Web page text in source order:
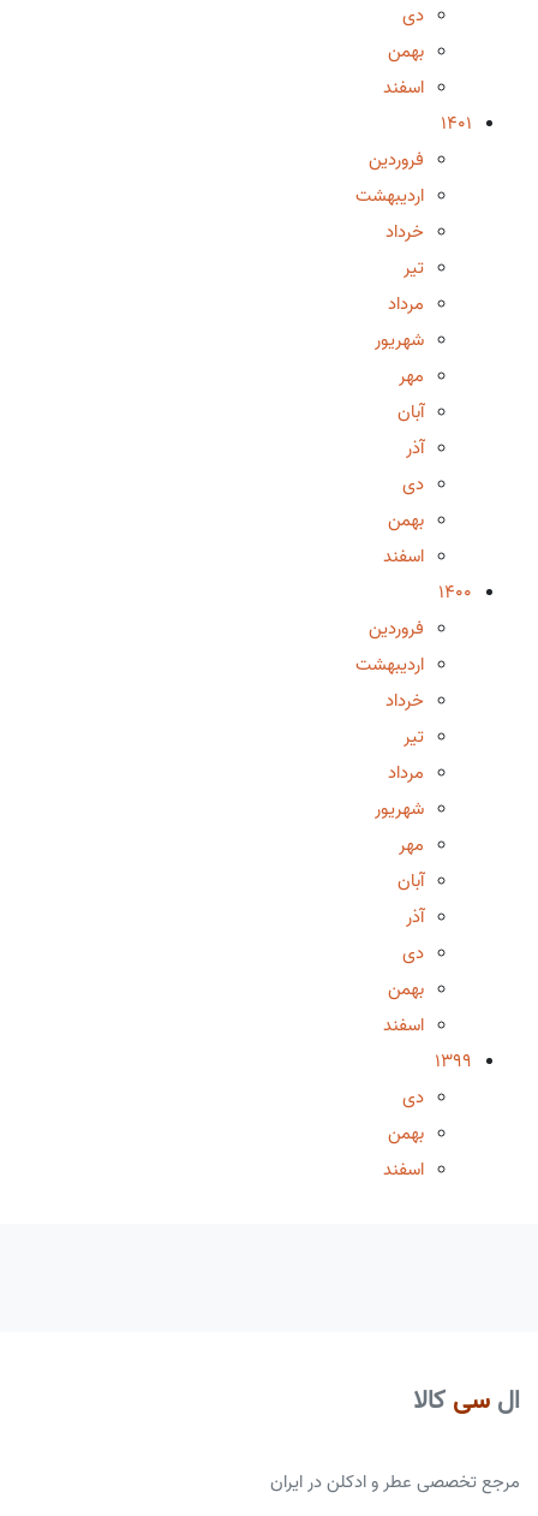
دی
بهمن
اسفند
1401
فروردین
اردیبهشت
خرداد
تیر
مرداد
شهریور
مهر
آبان
آذر
دی
بهمن
اسفند
1400
فروردین
اردیبهشت
خرداد
تیر
مرداد
شهریور
مهر
آبان
آذر
دی
بهمن
اسفند
1399
دی
بهمن
اسفند
ال سی کالا
مرجع تخصصی عطر و ادکلن در ایران